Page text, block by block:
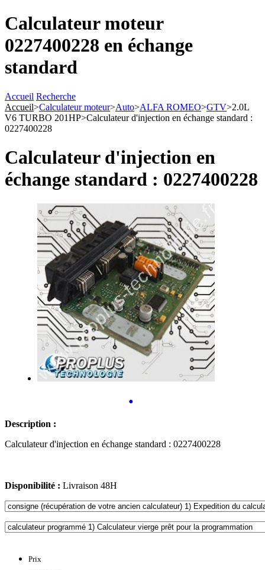
Calculateur moteur
0227400228 en échange
standard
Accueil Recherche
Accueil>Calculateur moteur>Auto>ALFA ROMEO>GTV>2.0L
V6 TURBO 201HP>Calculateur d'injection en échange standard :
0227400228
Calculateur d'injection en
échange standard : 0227400228
•
Description :
Calculateur d'injection en échange standard : 0227400228
Disponibilité : Livraison 48H
Prix